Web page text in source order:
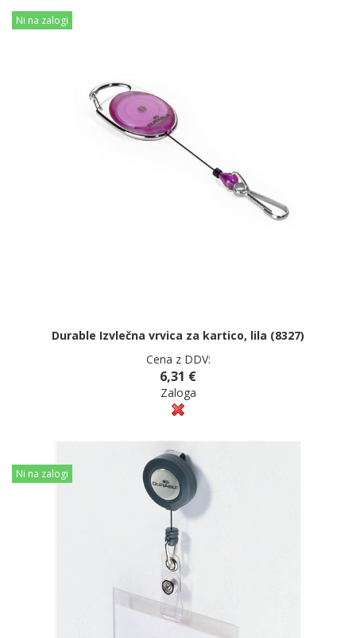
Ni na zalogi
Durable Izvlečna vrvica za kartico, lila (8327)
Cena z DDV:
6,31 €
Zaloga
Ni na zalogi